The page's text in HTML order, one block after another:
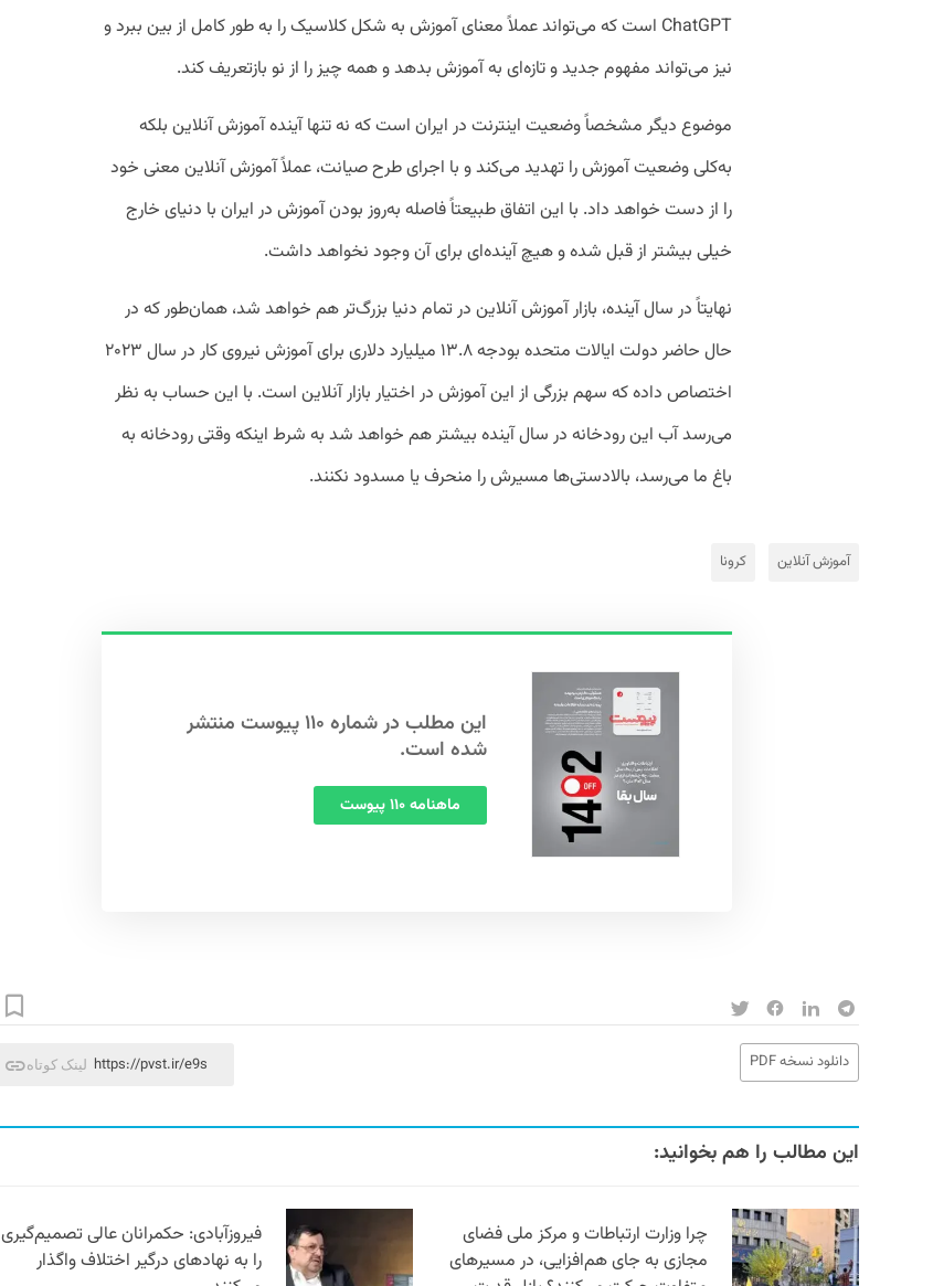
ChatGPT است که می‌تواند عملاً معنای آموزش به شکل کلاسیک را به ‌طور کامل از بین ببرد و
نیز می‌تواند مفهوم جدید و تازه‌ای به آموزش بدهد و همه چیز را از نو بازتعریف کند.
موضوع دیگر مشخصاً وضعیت اینترنت در ایران است که نه تنها آینده آموزش آنلاین بلکه
به‌کلی وضعیت آموزش را تهدید می‌کند و با اجرای طرح صیانت، عملاً آموزش آنلاین معنی خود
را از دست خواهد داد. با این اتفاق طبیعتاً فاصله به‌روز بودن آموزش در ایران با دنیای خارج
خیلی بیشتر از قبل شده و هیچ آینده‌ای برای آن وجود نخواهد داشت.
نهایتاً در سال آینده، بازار آموزش آنلاین در تمام دنیا بزرگ‌تر هم خواهد شد، همان‌طور که در
حال حاضر دولت ایالات متحده بودجه ۱۳.۸ میلیارد دلاری برای آموزش نیروی کار در سال ۲۰۲۳
اختصاص داده که سهم بزرگی از این آموزش در اختیار بازار آنلاین است. با این حساب به نظر
می‌رسد آب این رودخانه در سال آینده بیشتر هم خواهد شد به شرط اینکه وقتی رودخانه به
باغ ما می‌رسد، بالادستی‌ها مسیرش را منحرف یا مسدود نکنند.
آموزش آنلاین کرونا
این مطلب در شماره ۱۱۰ پیوست منتشر
شده است.
ماهنامه ۱۱۰ پیوست
دانلود نسخه PDF لینک کوتاه https://pvst.ir/e9s
این مطالب را هم بخوانید:
چرا وزارت ارتباطات و مرکز ملی فضای
مجازی به جای هم‌افزایی، در مسیرهای
فیروزآبادی: حکمرانان عالی تصمیم‌گیری
را به نهادهای درگیر اختلاف واگذار